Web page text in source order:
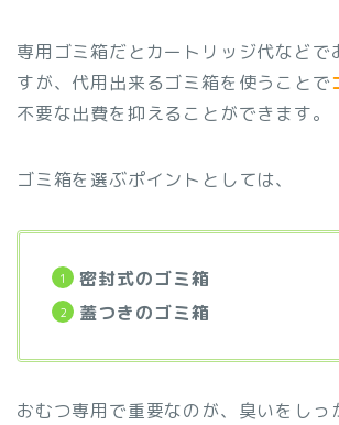
専用ゴミ箱だとカートリッジ代などで
すが、代用出来るゴミ箱を使うことで
不要な出費を抑えることができます。
ゴミ箱を選ぶポイントとしては、
密封式のゴミ箱
蓋つきのゴミ箱
おむつ専用で重要なのが、臭いをしっ